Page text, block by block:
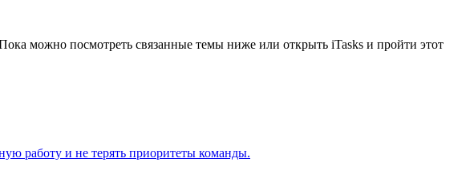
можно посмотреть связанные темы ниже или открыть iTasks и пройти этот
работу и не терять приоритеты команды.